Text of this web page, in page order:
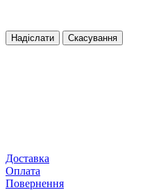
Надіслати Скасування
Доставка
Оплата
Повернення